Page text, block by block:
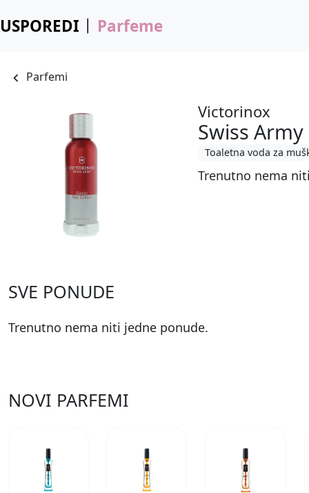
USPOREDI Parfeme
Parfemi
Victorinox
Swiss
Toaletna voda za
Trenutno nema
SVE PONUDE
Trenutno nema niti jedne ponude.
NOVI PARFEMI